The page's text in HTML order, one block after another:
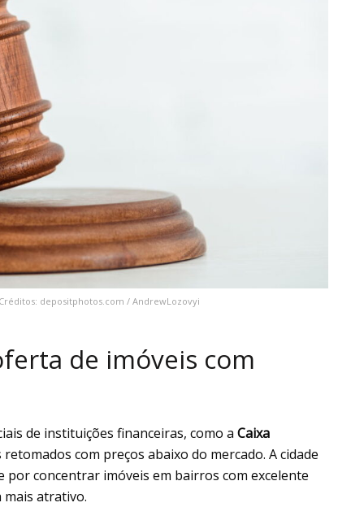
depositphotos.com / AndrewLozovyi
de imóveis com
de instituições financeiras, como a Caixa
com preços abaixo do mercado. A cidade
por concentrar imóveis em bairros com excelente
atrativo.